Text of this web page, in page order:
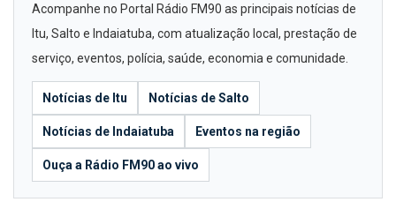
Acompanhe no Portal Rádio FM90 as principais notícias de
Itu, Salto e Indaiatuba, com atualização local, prestação de
serviço, eventos, polícia, saúde, economia e comunidade.
Notícias de Itu Notícias de Salto
Notícias de Indaiatuba Eventos na região
Ouça a Rádio FM90 ao vivo